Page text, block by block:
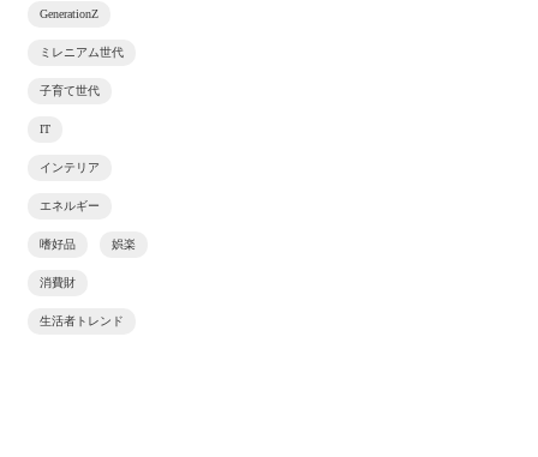
GenerationZ
ミレニアム世代
子育て世代
IT
インテリア
エネルギー
嗜好品 娯楽
消費財
生活者トレンド